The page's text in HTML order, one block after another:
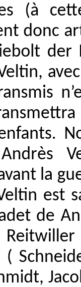
(à
donc
la
est
de